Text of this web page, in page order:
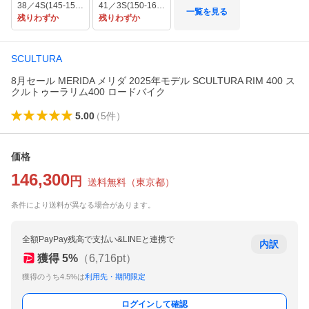
38／4S(145-155cm)
残りわずか
41／3S(150-160cm)
残りわずか
一覧を見る
SCULTURA
8月セール MERIDA メリダ 2025年モデル SCULTURA RIM 400 ス
クルトゥーラリム400 ロードバイク
5.00（5件）
価格
146,300 円 送料無料 （東京都）
条件により送料が異なる場合があります。
全額PayPay残高で支払い&LINEと連携で
獲得 5% （6,716pt）
獲得のうち4.5%は利用先・期間限定
内訳
ログインして確認